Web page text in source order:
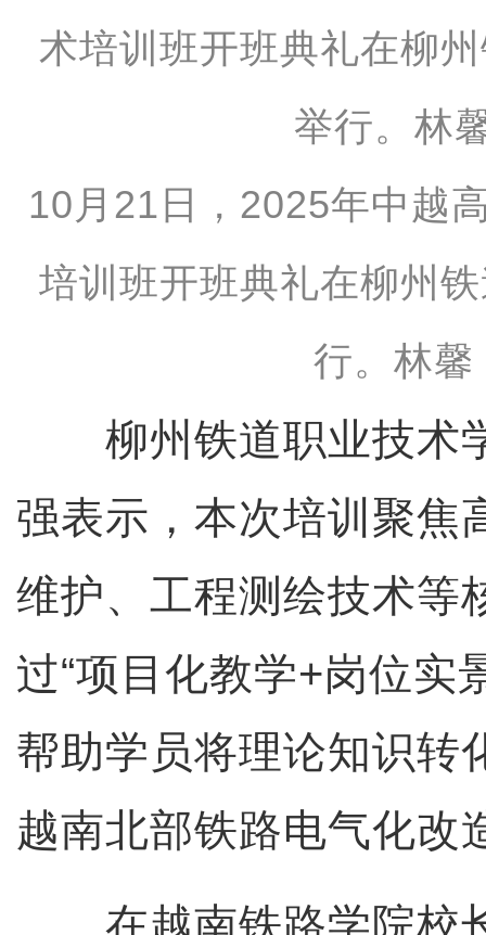
10月21日，2025年中越
培训班开班典礼在柳州
行。林馨
柳州铁道职业技术
强表示，本次培训聚焦
维护、工程测绘技术等
过“项目化教学+岗位实
帮助学员将理论知识转
越南北部铁路电气化改
在越南铁路学院校